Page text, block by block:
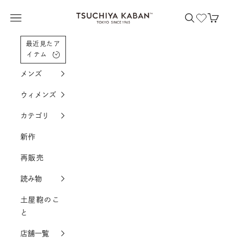
土屋鞄製造所
メニューを開く 検索を開く
カー
最近見たア
イテム
メンズ
ウィメンズ
カテゴリ
新作
再販売
読み物
土屋鞄のこ
と
店舗一覧